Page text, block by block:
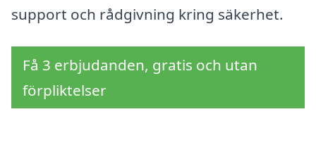
support och rådgivning kring säkerhet.
Få 3 erbjudanden, gratis och utan
förpliktelser